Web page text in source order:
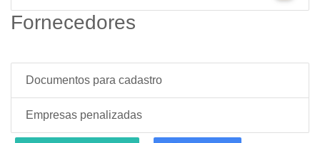
Fornecedores
Documentos para cadastro
Empresas penalizadas